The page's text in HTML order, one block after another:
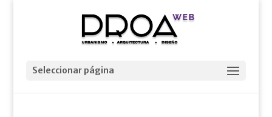
Seleccionar página